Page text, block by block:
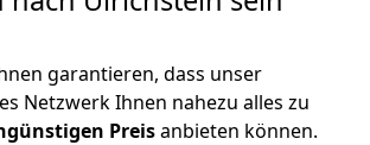
garantieren, dass unser
Netzwerk Ihnen nahezu alles zu
Preisanbieten können.